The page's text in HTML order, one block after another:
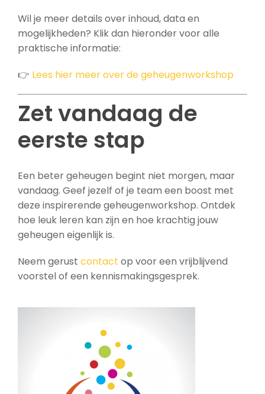
Wil je meer details over inhoud, data en
mogelijkheden? Klik dan hieronder voor alle
praktische informatie:
👉 Lees hier meer over de geheugenworkshop
Zet vandaag de
eerste stap
Een beter geheugen begint niet morgen, maar
vandaag. Geef jezelf of je team een boost met
deze inspirerende geheugenworkshop. Ontdek
hoe leuk leren kan zijn en hoe krachtig jouw
geheugen eigenlijk is.
Neem gerust contact op voor een vrijblijvend
voorstel of een kennismakingsgesprek.